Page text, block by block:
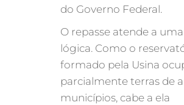
do Governo Federal.
O repasse atende a uma
lógica. Como o
formado pela Usina
parcialmente terras de
municípios, cabe a ela